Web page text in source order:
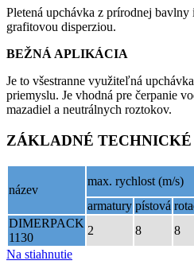
Pletená upchávka z prírodnej bavlny
grafitovou disperziou.
BEŽNÁ APLIKÁCIA
Je to všestranne využiteľná
priemyslu. Je vhodná pre čerpanie
mazadiel a neutrálnych roztokov.
ZÁKLADNÉ TECHNICKÉ
název
max. rychlost (m/s)
armatury pístová
DIMERPACK
1130
2 8 8
Na stiahnutie